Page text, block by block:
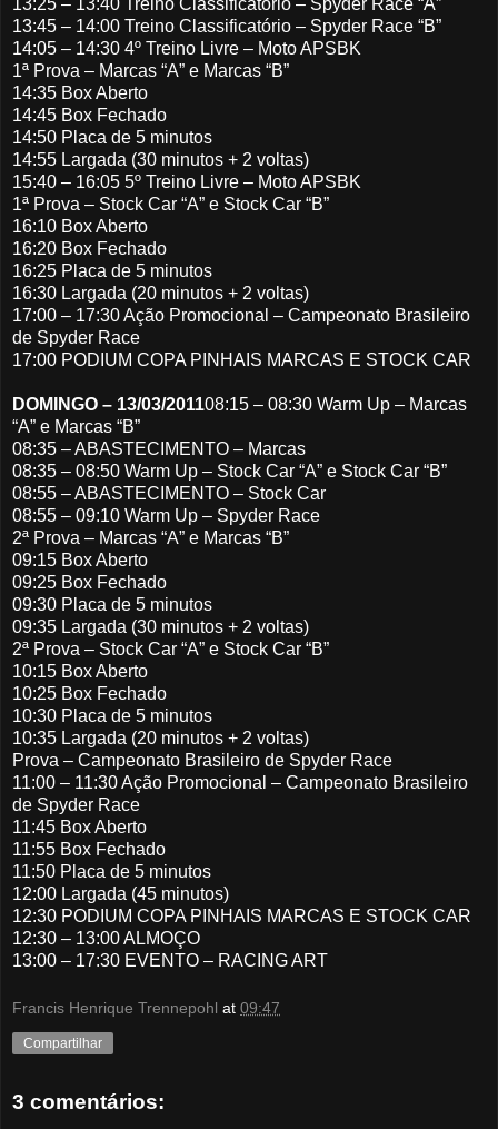
13:45 – 14:00 Treino Classificatório – Spyder Race “B”
14:05 – 14:30 4º Treino Livre – Moto APSBK
1ª Prova – Marcas “A” e Marcas “B”
14:35 Box Aberto
14:45 Box Fechado
14:50 Placa de 5 minutos
14:55 Largada (30 minutos + 2 voltas)
15:40 – 16:05 5º Treino Livre – Moto APSBK
1ª Prova – Stock Car “A” e Stock Car “B”
16:10 Box Aberto
16:20 Box Fechado
16:25 Placa de 5 minutos
16:30 Largada (20 minutos + 2 voltas)
17:00 – 17:30 Ação Promocional – Campeonato Brasileiro
de Spyder Race
17:00 PODIUM COPA PINHAIS MARCAS E STOCK CAR
DOMINGO – 13/03/201108:15 – 08:30 Warm Up – Marcas
“A” e Marcas “B”
08:35 – ABASTECIMENTO – Marcas
08:35 – 08:50 Warm Up – Stock Car “A” e Stock Car “B”
08:55 – ABASTECIMENTO – Stock Car
08:55 – 09:10 Warm Up – Spyder Race
2ª Prova – Marcas “A” e Marcas “B”
09:15 Box Aberto
09:25 Box Fechado
09:30 Placa de 5 minutos
09:35 Largada (30 minutos + 2 voltas)
2ª Prova – Stock Car “A” e Stock Car “B”
10:15 Box Aberto
10:25 Box Fechado
10:30 Placa de 5 minutos
10:35 Largada (20 minutos + 2 voltas)
Prova – Campeonato Brasileiro de Spyder Race
11:00 – 11:30 Ação Promocional – Campeonato Brasileiro
de Spyder Race
11:45 Box Aberto
11:55 Box Fechado
11:50 Placa de 5 minutos
12:00 Largada (45 minutos)
12:30 PODIUM COPA PINHAIS MARCAS E STOCK CAR
12:30 – 13:00 ALMOÇO
13:00 – 17:30 EVENTO – RACING ART
Francis Henrique Trennepohl at 09:47
Compartilhar
3 comentários: